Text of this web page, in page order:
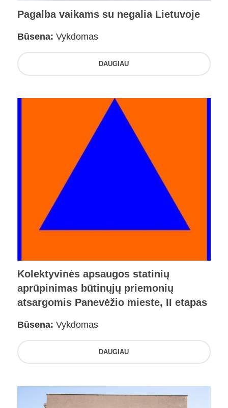
Pagalba vaikams su negalia Lietuvoje
Būsena: Vykdomas
DAUGIAU
Kolektyvinės apsaugos statinių
aprūpinimas būtinųjų priemonių
atsargomis Panevėžio mieste, II etapas
Būsena: Vykdomas
DAUGIAU